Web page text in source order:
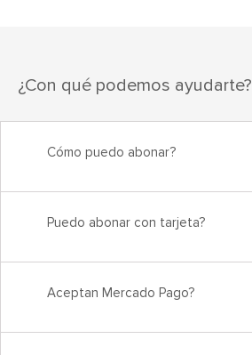
¿Con qué podemos ayudarte?
Cómo puedo abonar?
Puedo abonar con tarjeta?
Aceptan Mercado Pago?